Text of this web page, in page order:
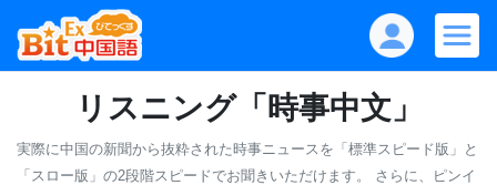
リスニング「時事中文」
実際に中国の新聞から抜粋された時事ニュースを「標準スピード版」と
「スロー版」の2段階スピードでお聞きいただけます。
さらに、ピンイ